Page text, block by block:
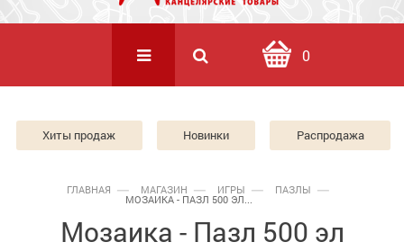
0
Хиты продаж Новинки Распродажа
ГЛАВНАЯ МАГАЗИН ИГРЫ ПАЗЛЫ
МОЗАИКА - ПАЗЛ 500 ЭЛ...
Мозаика - Пазл 500 эл